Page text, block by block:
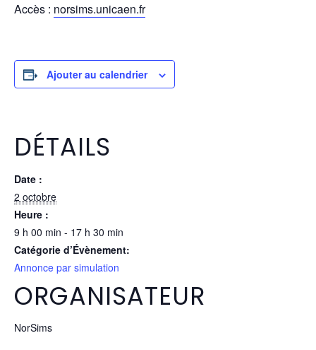
Accès : norsims.unicaen.fr
Ajouter au calendrier
DÉTAILS
Date :
2 octobre
Heure :
9 h 00 min - 17 h 30 min
Catégorie d’Évènement:
Annonce par simulation
ORGANISATEUR
NorSims